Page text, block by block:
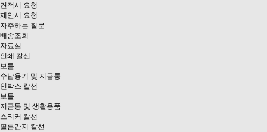
견적서 요청
제안서 요청
자주하는 질문
배송조회
자료실
인쇄 칼선
보틀
수납용기 및 저금통
인박스 칼선
보틀
저금통 및 생활용품
스티커 칼선
필름간지 칼선